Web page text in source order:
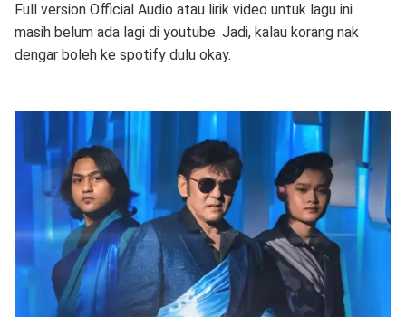
Full version Official Audio atau lirik video untuk lagu ini
masih belum ada lagi di youtube. Jadi, kalau korang nak
dengar boleh ke spotify dulu okay.